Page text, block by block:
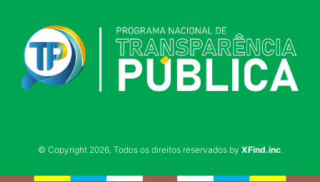
© Copyright 2026, Todos os direitos reservados by XFind.inc.